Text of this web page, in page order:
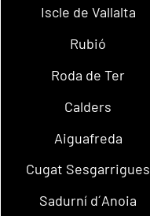
Iscle de Vallalta
Rubió
Roda de Ter
Calders
Aiguafreda
Cugat Sesgarrigues
Sadurní d´Anoia